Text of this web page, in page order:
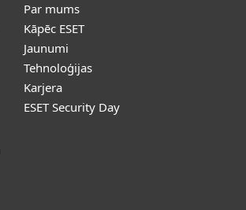
Par mums
Kāpēc ESET
Jaunumi
Tehnoloģijas
Karjera
ESET Security Day